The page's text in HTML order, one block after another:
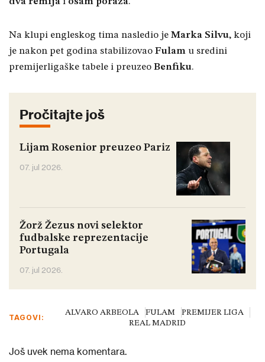
Na klupi engleskog tima nasledio je Marka Silvu, koji
je nakon pet godina stabilizovao Fulam u sredini
premijerligaške tabele i preuzeo Benfiku.
Pročitajte još
Lijam Rosenior preuzeo Pariz
07. jul 2026.
Žorž Žezus novi selektor
fudbalske reprezentacije
Portugala
07. jul 2026.
TAGOVI:
ALVARO ARBEOLA FULAM
PREMIJER LIGA
REAL MADRID
Još uvek nema komentara.